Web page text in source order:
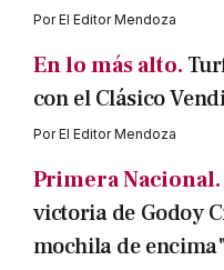
PorEl Editor Mendoza
En lo más alto.
con el Clásico
PorEl Editor Mendoza
Primera Nacional.
victoria de Godoy
mochila de